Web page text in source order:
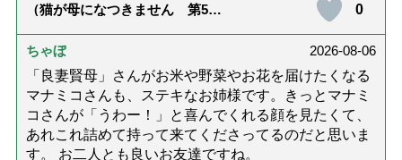
（猫が母になつきません 第500
0
ちゃぼ
2026-08-06
「良妻賢母」さんがお米や野菜やお花を届けたくなる
マナミコさんも、ステキなお姉様です。きっとマナミ
コさんが「うわー！」と喜んでくれる顔を見たくて、
あれこれ詰めて持って来てくださってるのだと思いま
す。 お二人とも良いお友達ですね。